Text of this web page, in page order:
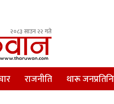
२०८३ साउन २२ गते
from Tharu Community
राजनीति थारू